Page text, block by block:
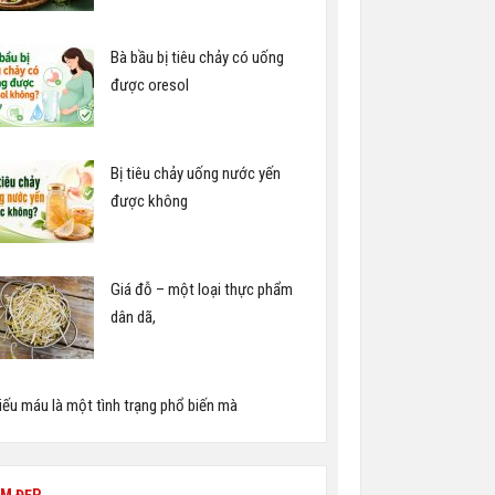
Bà bầu bị tiêu chảy có uống
được oresol
Bị tiêu chảy uống nước yến
được không
Giá đỗ – một loại thực phẩm
dân dã,
máu là một tình trạng phổ biến mà